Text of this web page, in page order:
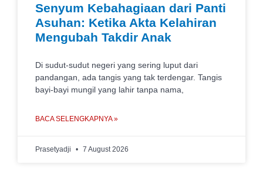
Senyum Kebahagiaan dari Panti
Asuhan: Ketika Akta Kelahiran
Mengubah Takdir Anak
Di sudut-sudut negeri yang sering luput dari
pandangan, ada tangis yang tak terdengar. Tangis
bayi-bayi mungil yang lahir tanpa nama,
BACA SELENGKAPNYA »
Prasetyadji 7 August 2026